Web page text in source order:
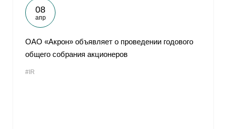
08
апр
ОАО «Акрон» объявляет о проведении годового
общего собрания акционеров
#IR